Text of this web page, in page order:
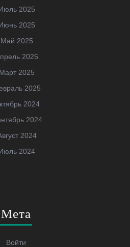
2025
2025
Май 2025
2025
Март 2025
2025
2024
2024
2024
2024
Мета
Войти